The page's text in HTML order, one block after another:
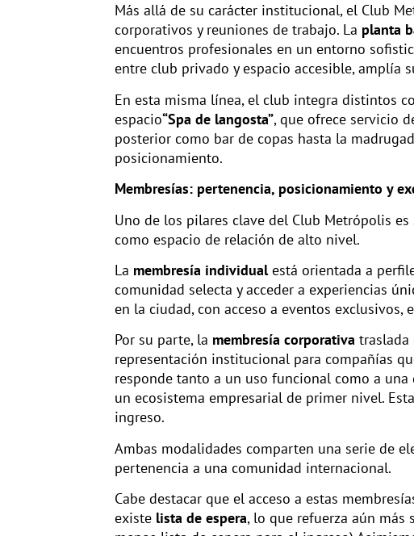
Más allá de su carácter institucional, el Club
corporativos y reuniones de trabajo. La planta
encuentros profesionales en un entorno
entre club privado y espacio accesible, amplía
En esta misma línea, el club integra distintos
espacio“Spa de langosta”, que ofrece servicio
posterior como bar de copas hasta la
posicionamiento.
Membresías: pertenencia, posicionamiento y
Uno de los pilares clave del Club Metrópolis
como espacio de relación de alto nivel.
La membresía individualestá orientada a
comunidad selecta y acceder a experiencias
en la ciudad, con acceso a eventos
Por su parte, la membresía corporativa traslada
representación institucional para compañías
responde tanto a un uso funcional como a
un ecosistema empresarial de primer nivel.
ingreso.
Ambas modalidades comparten una serie de
pertenencia a una comunidad internacional.
Cabe destacar que el acceso a estas
existe lista de espera, lo que refuerza aún